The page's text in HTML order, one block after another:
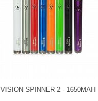
VISION SPINNER 2 - 1650MAH